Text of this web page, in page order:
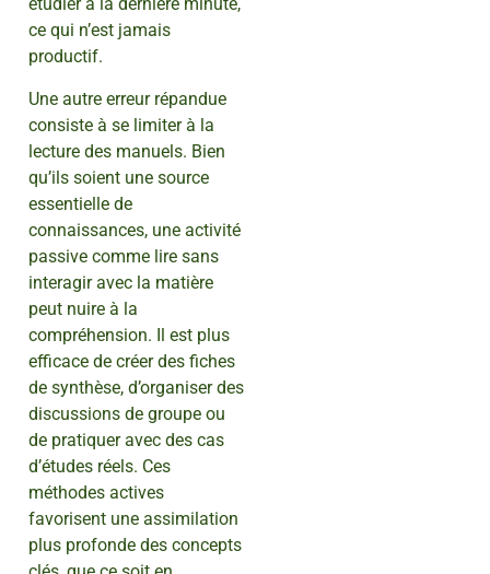
étudier à la dernière minute,
ce qui n’est jamais
productif.
Une autre erreur répandue
consiste à se limiter à la
lecture des manuels. Bien
qu’ils soient une source
essentielle de
connaissances, une activité
passive comme lire sans
interagir avec la matière
peut nuire à la
compréhension. Il est plus
efficace de créer des fiches
de synthèse, d’organiser des
discussions de groupe ou
de pratiquer avec des cas
d’études réels. Ces
méthodes actives
favorisent une assimilation
plus profonde des concepts